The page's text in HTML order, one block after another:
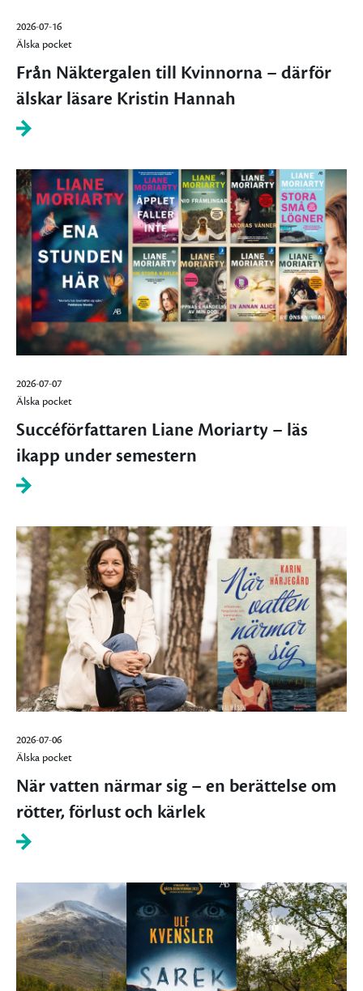
2026-07-16
Älska pocket
Från Näktergalen till Kvinnorna – därför
älskar läsare Kristin Hannah
2026-07-07
Älska pocket
Succéförfattaren Liane Moriarty – läs
ikapp under semestern
2026-07-06
Älska pocket
När vatten närmar sig – en berättelse om
rötter, förlust och kärlek